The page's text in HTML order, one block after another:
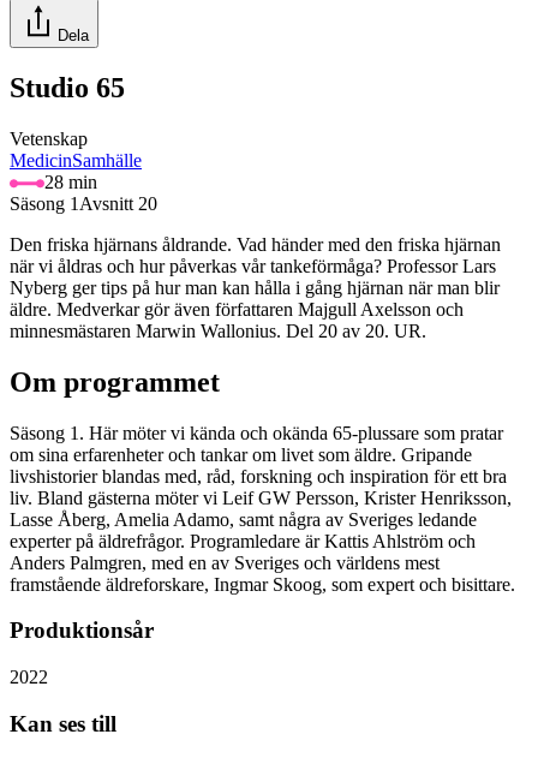
Dela
Studio 65
Vetenskap
MedicinSamhälle
28 min
Säsong 1 Avsnitt 20
Den friska hjärnans åldrande. Vad händer med den friska hjärnan
när vi åldras och hur påverkas vår tankeförmåga? Professor Lars
Nyberg ger tips på hur man kan hålla i gång hjärnan när man blir
äldre. Medverkar gör även författaren Majgull Axelsson och
minnesmästaren Marwin Wallonius. Del 20 av 20. UR.
Om programmet
Säsong 1. Här möter vi kända och okända 65-plussare som pratar
om sina erfarenheter och tankar om livet som äldre. Gripande
livshistorier blandas med, råd, forskning och inspiration för ett bra
liv. Bland gästerna möter vi Leif GW Persson, Krister Henriksson,
Lasse Åberg, Amelia Adamo, samt några av Sveriges ledande
experter på äldrefrågor. Programledare är Kattis Ahlström och
Anders Palmgren, med en av Sveriges och världens mest
framstående äldreforskare, Ingmar Skoog, som expert och bisittare.
Produktionsår
2022
Kan ses till